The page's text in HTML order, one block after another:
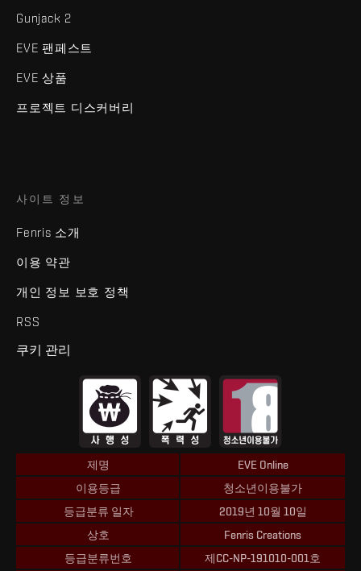
Gunjack 2
EVE 팬페스트
EVE 상품
프로젝트 디스커버리
사이트 정보
Fenris 소개
이용 약관
개인 정보 보호 정책
RSS
쿠키 관리
제명
EVE Online
이용등급
청소년이용불가
등급분류 일자
2019년 10월 10일
상호
Fenris Creations
등급분류번호
제CC-NP-191010-001호